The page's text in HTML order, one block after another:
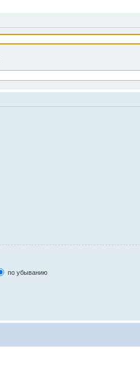
по убыванию